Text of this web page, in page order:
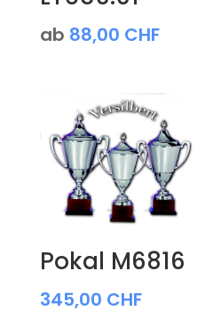
ab 88,00 CHF
Pokal M6816
345,00 CHF